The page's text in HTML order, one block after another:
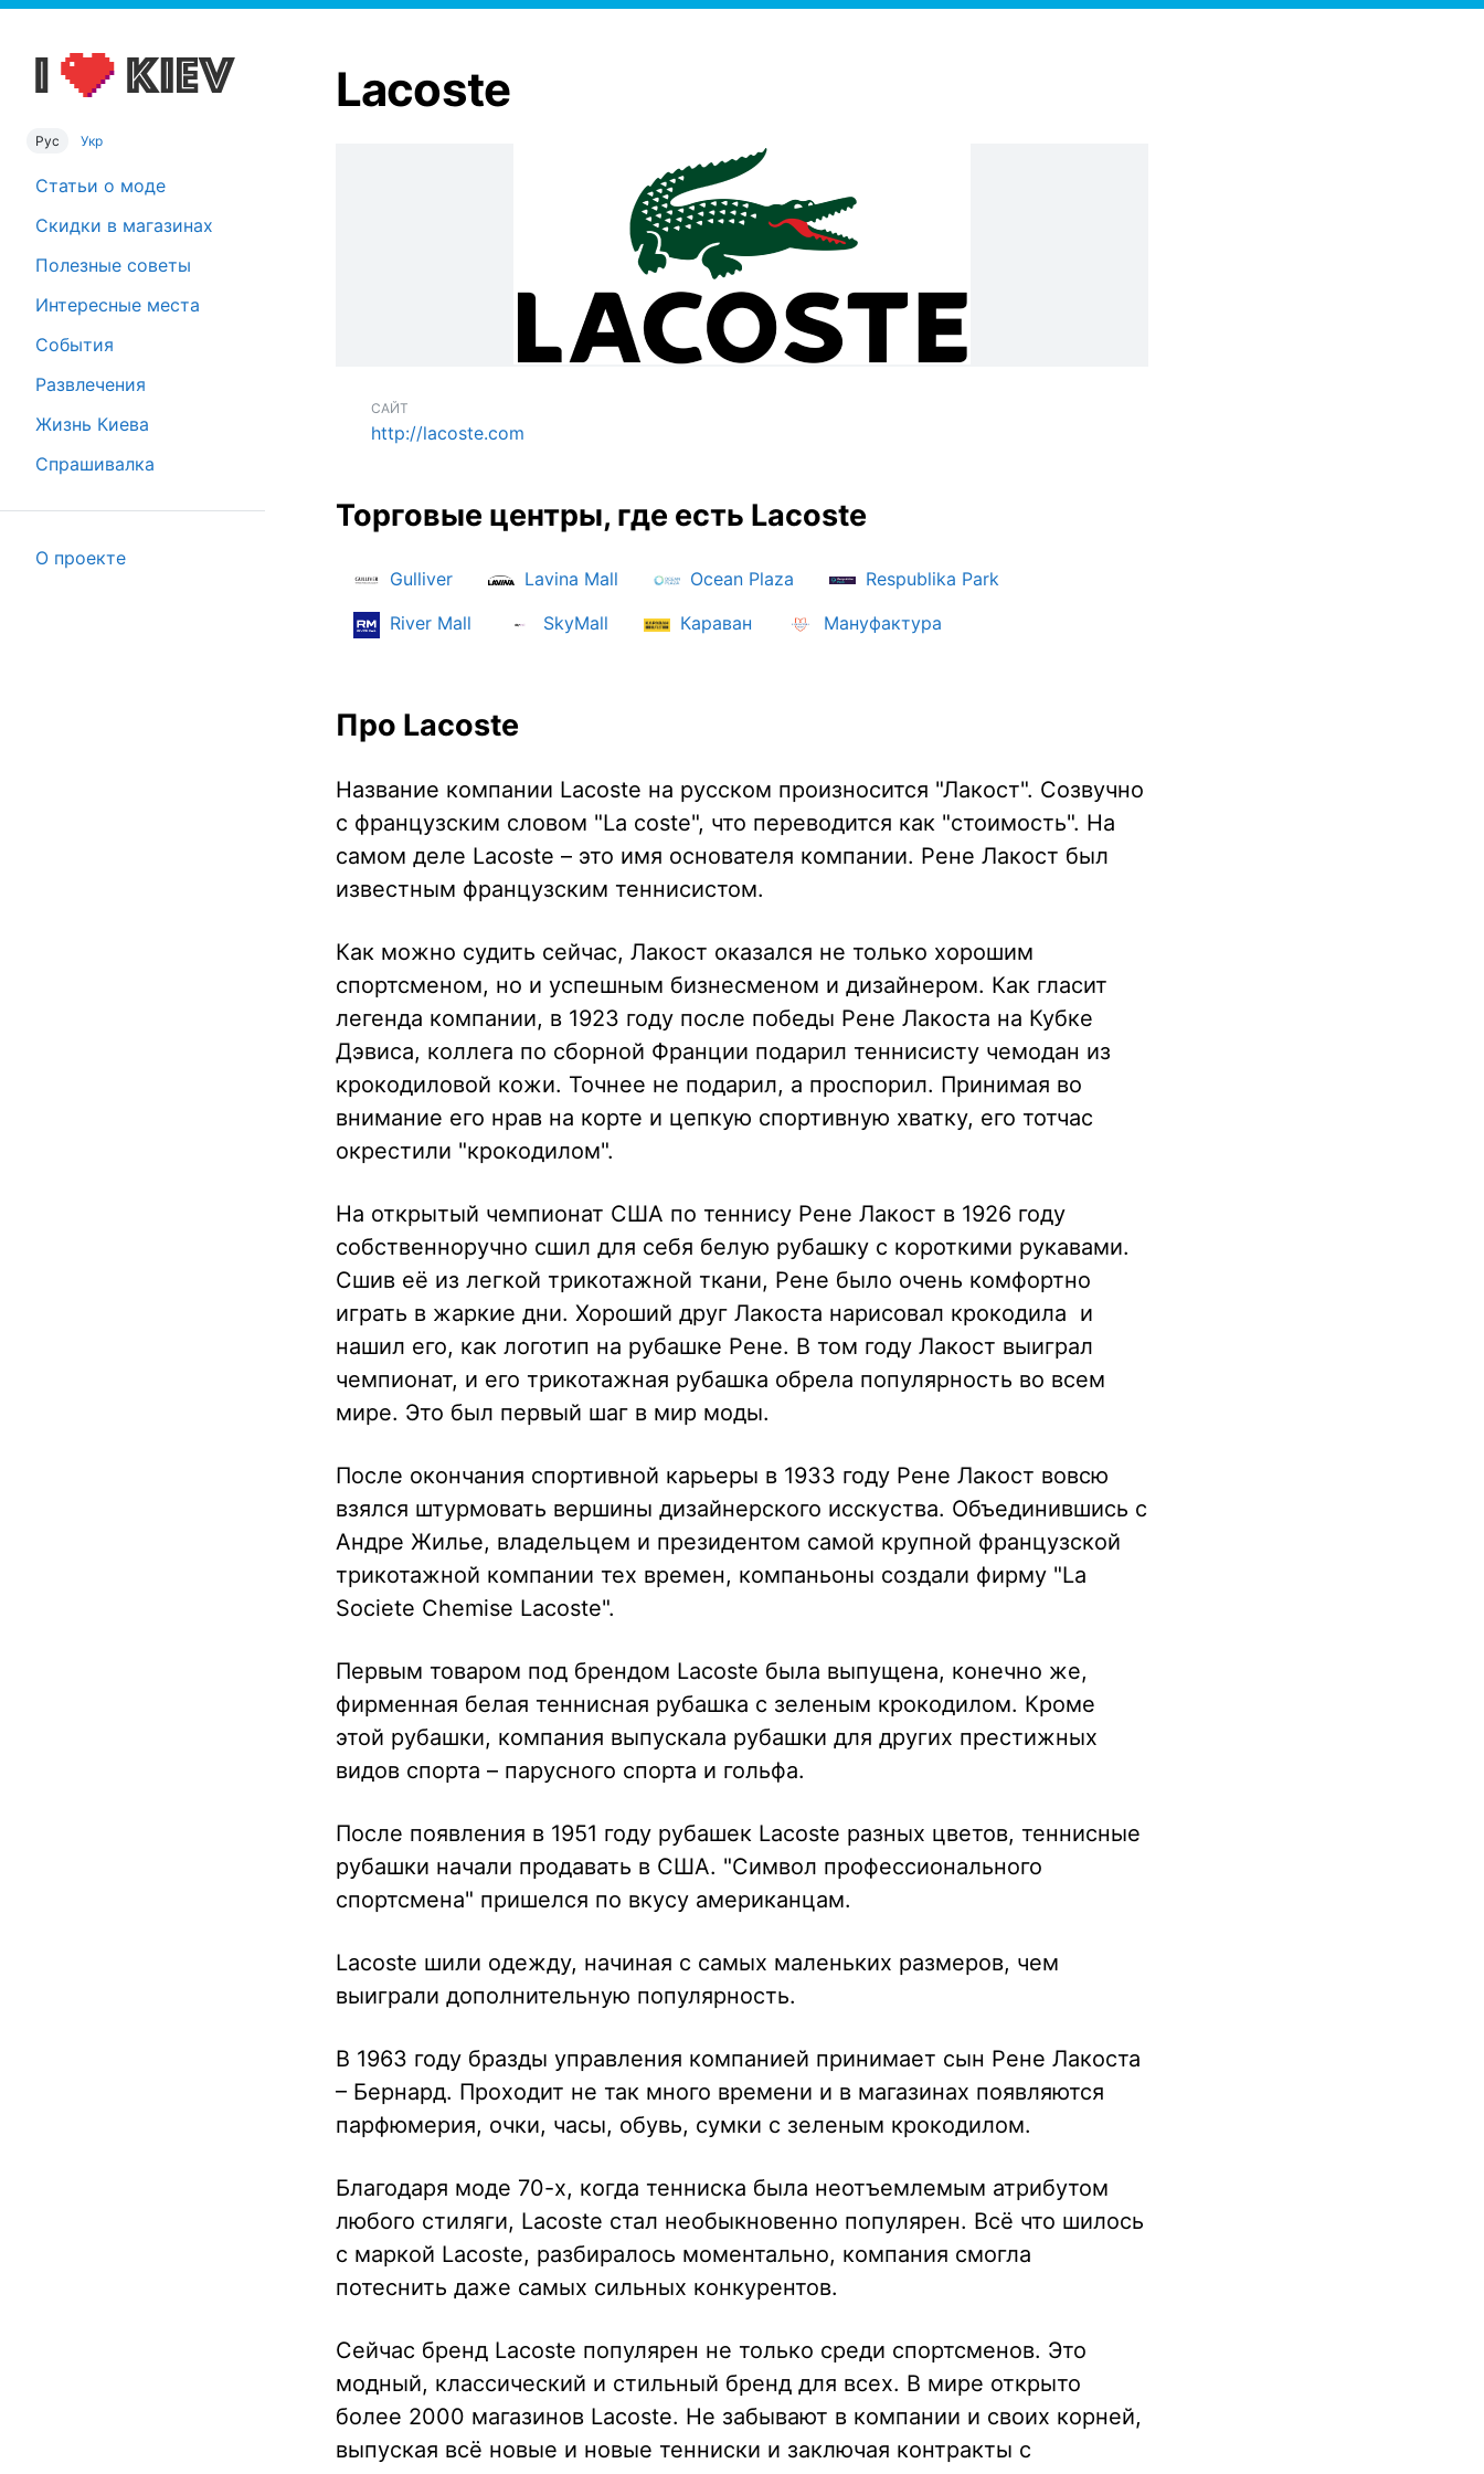
Рус Укр
Статьи о моде
Скидки в магазинах
Полезные советы
Интересные места
События
Развлечения
Жизнь Киева
Спрашивалка
О проекте
Lacoste
САЙТ
http://lacoste.com
Торговые центры, где есть Lacoste
Gulliver Lavina Mall Ocean Plaza
Respublika Park
River Mall
SkyMall Караван Мануфактура
Про Lacoste
Название компании Lacoste на русском произносится "Лакост". Созвучно
с французским словом "La coste", что переводится как "стоимость". На
самом деле Lacoste – это имя основателя компании. Рене Лакост был
известным французским теннисистом.
Как можно судить сейчас, Лакост оказался не только хорошим
спортсменом, но и успешным бизнесменом и дизайнером. Как гласит
легенда компании, в 1923 году после победы Рене Лакоста на Кубке
Дэвиса, коллега по сборной Франции подарил теннисисту чемодан из
крокодиловой кожи. Точнее не подарил, а проспорил. Принимая во
внимание его нрав на корте и цепкую спортивную хватку, его тотчас
окрестили "крокодилом".
На открытый чемпионат США по теннису Рене Лакост в 1926 году
собственноручно сшил для себя белую рубашку с короткими рукавами.
Сшив её из легкой трикотажной ткани, Рене было очень комфортно
играть в жаркие дни. Хороший друг Лакоста нарисовал крокодила и
нашил его, как логотип на рубашке Рене. В том году Лакост выиграл
чемпионат, и его трикотажная рубашка обрела популярность во всем
мире. Это был первый шаг в мир моды.
После окончания спортивной карьеры в 1933 году Рене Лакост вовсю
взялся штурмовать вершины дизайнерского исскуства. Объединившись с
Андре Жилье, владельцем и президентом самой крупной французской
трикотажной компании тех времен, компаньоны создали фирму "La
Societe Chemise Lacoste".
Первым товаром под брендом Lacoste была выпущена, конечно же,
фирменная белая теннисная рубашка с зеленым крокодилом. Кроме
этой рубашки, компания выпускала рубашки для других престижных
видов спорта – парусного спорта и гольфа.
После появления в 1951 году рубашек Lacoste разных цветов, теннисные
рубашки начали продавать в США. "Символ профессионального
спортсмена" пришелся по вкусу американцам.
Lacoste шили одежду, начиная с самых маленьких размеров, чем
выиграли дополнительную популярность.
В 1963 году бразды управления компанией принимает сын Рене Лакоста
– Бернард. Проходит не так много времени и в магазинах появляются
парфюмерия, очки, часы, обувь, сумки с зеленым крокодилом.
Благодаря моде 70-х, когда тенниска была неотъемлемым атрибутом
любого стиляги, Lacoste стал необыкновенно популярен. Всё что шилось
с маркой Lacoste, разбиралось моментально, компания смогла
потеснить даже самых сильных конкурентов.
Сейчас бренд Lacoste популярен не только среди спортсменов. Это
модный, классический и стильный бренд для всех. В мире открыто
более 2000 магазинов Lacoste. Не забывают в компании и своих корней,
выпуская всё новые и новые тенниски и заключая контракты с